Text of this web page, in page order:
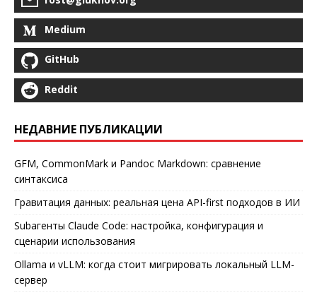
Medium
GitHub
Reddit
НЕДАВНИЕ ПУБЛИКАЦИИ
GFM, CommonMark и Pandoc Markdown: сравнение
синтаксиса
Гравитация данных: реальная цена API-first подходов в ИИ
Subагенты Claude Code: настройка, конфигурация и
сценарии использования
Ollama и vLLM: когда стоит мигрировать локальный LLM-
сервер